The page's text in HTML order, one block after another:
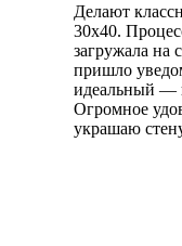
Делают
30х40.
загружала на
пришло
идеальный —
Огромное
украшаю